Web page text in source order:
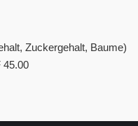
Zuckergehalt, Baume)
45.00